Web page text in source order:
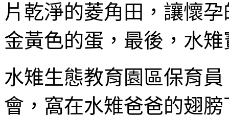
片乾淨的菱角田，讓懷
金黃色的蛋，最後，水
水雉生態教育園區保育
會，窩在水雉爸爸的翅